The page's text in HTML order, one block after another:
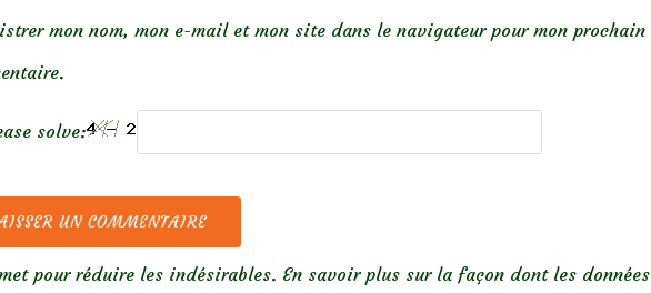
mon nom, mon e-mail et mon site dans le navigateur pour mon prochain
solve:
pour réduire les indésirables. En savoir plus sur la façon dont les données